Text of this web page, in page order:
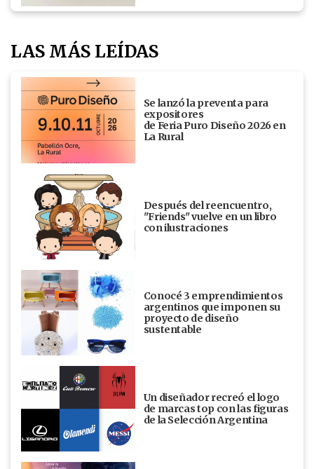
LAS MÁS LEÍDAS
Se lanzó la preventa para
expositores
de Feria Puro Diseño 2026 en
La Rural
Después del reencuentro,
"Friends" vuelve en un libro
con ilustraciones
Conocé 3 emprendimientos
argentinos que imponen su
proyecto de diseño
sustentable
Un diseñador recreó el logo
de marcas top con las figuras
de la Selección Argentina